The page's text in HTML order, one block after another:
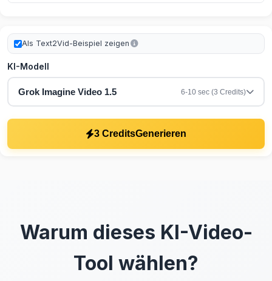
Als Text2Vid-Beispiel zeigen
KI-Modell
Grok Imagine Video 1.5 6-10 sec (3 Credits)
3 CreditsGenerieren
Warum dieses KI-Video-
Tool wählen?